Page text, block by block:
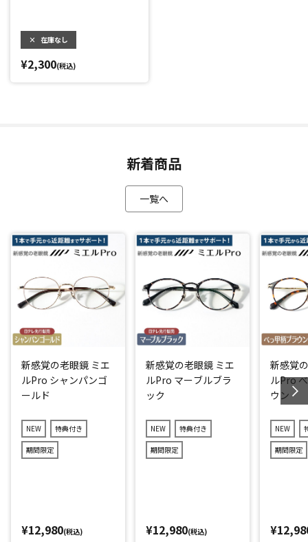
× 在庫なし
¥2,300(税込)
新着商品
一覧へ
新感覚の老眼鏡 ミエ
ルPro シャンパンゴ
ールド
NEW 特典付き
期間限定
¥12,980(税込)
新感覚の老眼鏡 ミエ
ルPro マーブルブラ
ック
NEW 特典付き
期間限定
¥12,980(税込)
新感覚
ルPro
ウン
NEW
期間限定